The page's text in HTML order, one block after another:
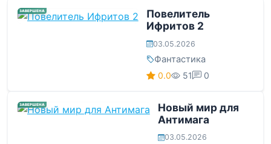
ЗАВЕРШЕНА
Повелитель
Ифритов 2
03.05.2026
Фантастика
0.0 51 0
ЗАВЕРШЕНА
Новый мир для
Антимага
03.05.2026